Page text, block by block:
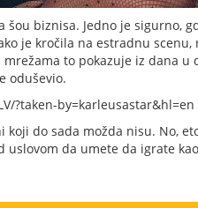
šou biznisa. Jedno je sigurno,
je kročila na estradnu
to pokazuje iz dana u
oduševio.
?taken-by=karleusastar&hl=en
do sada možda nisu. No,
da umete da igrate kao